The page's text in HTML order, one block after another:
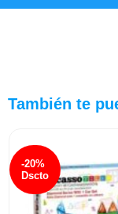
También te
-20%
Dscto